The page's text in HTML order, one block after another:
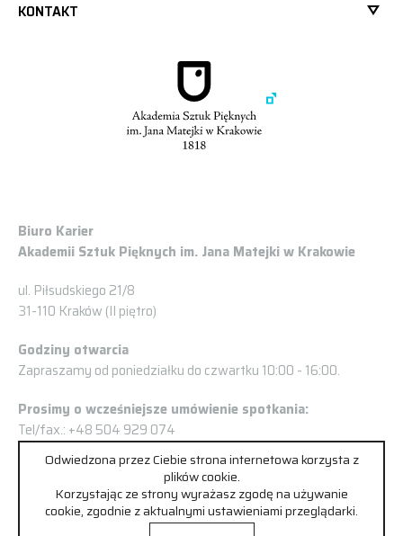
KONTAKT
Biuro Karier
Akademii Sztuk Pięknych im. Jana Matejki w Krakowie
ul. Piłsudskiego 21/8
31-110 Kraków (II piętro)
Godziny otwarcia
Zapraszamy od poniedziałku do czwartku 10:00 - 16:00.
Prosimy o wcześniejsze umówienie spotkania:
Tel/fax.: +48 504 929 074
kariery@asp.krakow.pl
Odwiedzona przez Ciebie strona internetowa korzysta z
plików cookie.
Korzystając ze strony wyrażasz zgodę na używanie
cookie, zgodnie z aktualnymi ustawieniami przeglądarki.